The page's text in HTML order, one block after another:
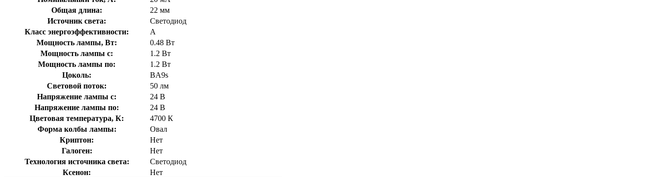
Общая длина:
22 мм
Источник света:
Светодиод
Класс энергоэффективности:
A
Мощность лампы, Вт:
0.48 Вт
Мощность лампы с:
1.2 Вт
Мощность лампы по:
1.2 Вт
Цоколь:
BA9s
Световой поток:
50 лм
Напряжение лампы с:
24 В
Напряжение лампы по:
24 В
Цветовая температура, К:
4700 К
Форма колбы лампы:
Овал
Криптон:
Нет
Галоген:
Нет
Технология источника света:
Светодиод
Ксенон:
Нет